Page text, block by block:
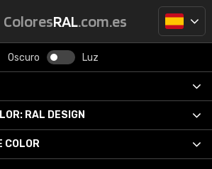
ColoresRAL.com.es
Oscuro Luz
RAL DESIGN
COLOR